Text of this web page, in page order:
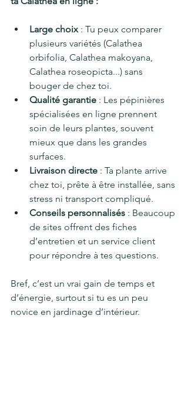
Large choix : Tu peux comparer
plusieurs variétés (Calathea
orbifolia, Calathea makoyana,
Calathea roseopicta...) sans
bouger de chez toi.
Qualité garantie : Les pépinières
spécialisées en ligne prennent
soin de leurs plantes, souvent
mieux que dans les grandes
surfaces.
Livraison directe : Ta plante arrive
chez toi, prête à être installée, sans
stress ni transport compliqué.
Conseils personnalisés : Beaucoup
de sites offrent des fiches
d’entretien et un service client
pour répondre à tes questions.
Bref, c’est un vrai gain de temps et
d’énergie, surtout si tu es un peu
novice en jardinage d’intérieur.